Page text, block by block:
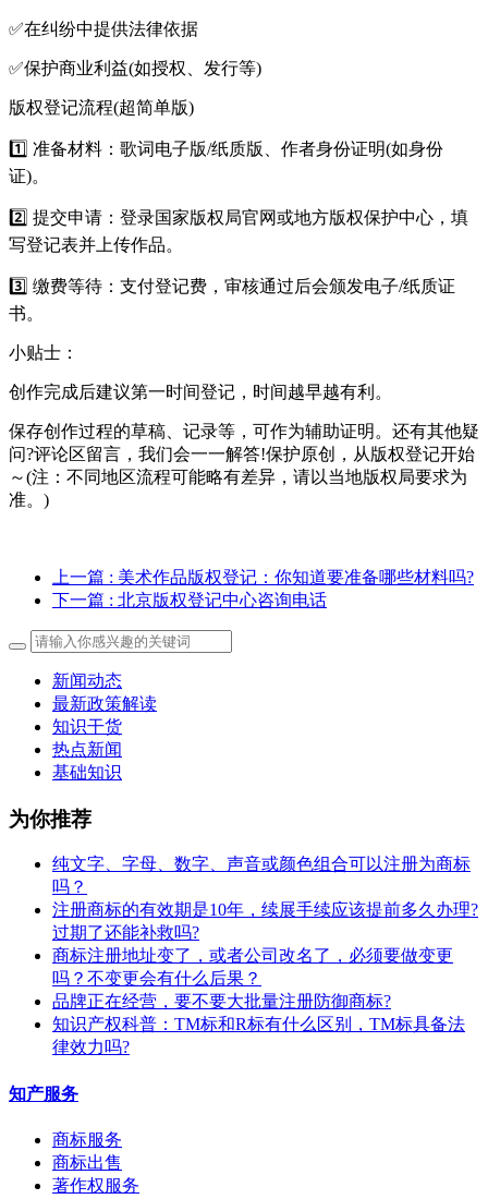
✅在纠纷中提供法律依据
✅保护商业利益(如授权、发行等)
版权登记流程(超简单版)
1️⃣ 准备材料：歌词电子版/纸质版、作者身份证明(如身份
证)。
2️⃣ 提交申请：登录国家版权局官网或地方版权保护中心，填
写登记表并上传作品。
3️⃣ 缴费等待：支付登记费，审核通过后会颁发电子/纸质证
书。
小贴士：
创作完成后建议第一时间登记，时间越早越有利。
保存创作过程的草稿、记录等，可作为辅助证明。还有其他疑
问?评论区留言，我们会一一解答!保护原创，从版权登记开始
～(注：不同地区流程可能略有差异，请以当地版权局要求为
准。)
上一篇 : 美术作品版权登记：你知道要准备哪些材料吗?
下一篇 : 北京版权登记中心咨询电话
新闻动态
最新政策解读
知识干货
热点新闻
基础知识
为你推荐
纯文字、字母、数字、声音或颜色组合可以注册为商标
吗？
注册商标的有效期是10年，续展手续应该提前多久办理?
过期了还能补救吗?
商标注册地址变了，或者公司改名了，必须要做变更
吗？不变更会有什么后果？
​品牌正在经营，要不要大批量注册防御商标?
知识产权科普：TM标和R标有什么区别，TM标具备法
律效力吗?
知产服务
商标服务
商标出售
著作权服务